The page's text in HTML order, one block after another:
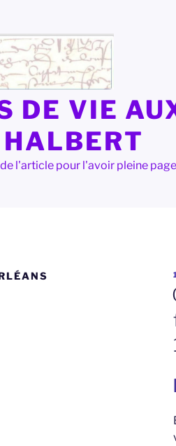
DE VIE
l'article pour l'avoir pleine